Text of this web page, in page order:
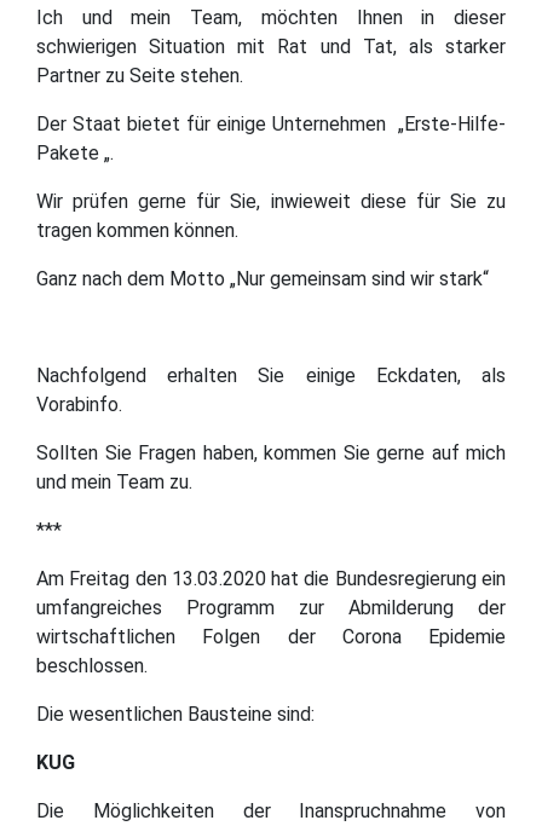
Ich und mein Team, möchten Ihnen in dieser
schwierigen Situation mit Rat und Tat, als starker
Partner zu Seite stehen.
Der Staat bietet für einige Unternehmen „Erste-Hilfe-
Pakete „.
Wir prüfen gerne für Sie, inwieweit diese für Sie zu
tragen kommen können.
Ganz nach dem Motto „Nur gemeinsam sind wir stark“
Nachfolgend erhalten Sie einige Eckdaten, als
Vorabinfo.
Sollten Sie Fragen haben, kommen Sie gerne auf mich
und mein Team zu.
***
Am Freitag den 13.03.2020 hat die Bundesregierung ein
umfangreiches Programm zur Abmilderung der
wirtschaftlichen Folgen der Corona Epidemie
beschlossen.
Die wesentlichen Bausteine sind:
KUG
Die Möglichkeiten der Inanspruchnahme von